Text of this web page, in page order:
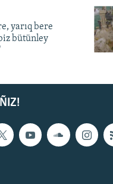
yarıq bere
bütünley